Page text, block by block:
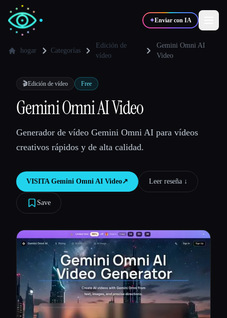
✦Enviar con IA
💻Desarrolladores 📈Marketers
🎓Estudiantes 🎬Creadores
Blog
Todas las categorías
Acerca de
hogar Categorías
Edición de
vídeo
Gemini Omni AI
Video
🎬Edición de vídeo Free
Gemini Omni AI Video
Generador de vídeo Gemini Omni AI para vídeos
creativos rápidos y de alta calidad.
VISITA Gemini Omni AI Video↗︎ Leer reseña ↓︎
Save